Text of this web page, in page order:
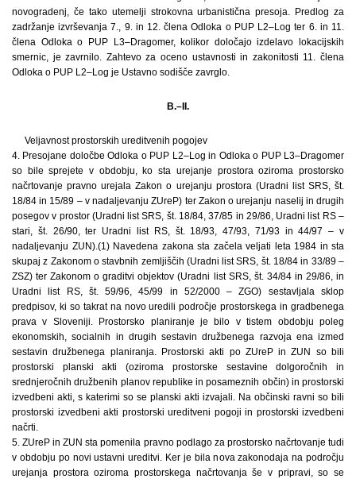
novogradenj, če tako utemelji strokovna urbanistična presoja. Predlog za
zadržanje izvrševanja 7., 9. in 12. člena Odloka o PUP L2–Log ter 6. in 11.
člena Odloka o PUP L3–Dragomer, kolikor določajo izdelavo lokacijskih
smernic, je zavrnilo. Zahtevo za oceno ustavnosti in zakonitosti 11. člena
Odloka o PUP L2–Log je Ustavno sodišče zavrglo.
B.–II.
Veljavnost prostorskih ureditvenih pogojev
4. Presojane določbe Odloka o PUP L2–Log in Odloka o PUP L3–Dragomer
so bile sprejete v obdobju, ko sta urejanje prostora oziroma prostorsko
načrtovanje pravno urejala Zakon o urejanju prostora (Uradni list SRS, št.
18/84 in 15/89 – v nadaljevanju ZUreP) ter Zakon o urejanju naselij in drugih
posegov v prostor (Uradni list SRS, št. 18/84, 37/85 in 29/86, Uradni list RS –
stari, št. 26/90, ter Uradni list RS, št. 18/93, 47/93, 71/93 in 44/97 – v
nadaljevanju ZUN).(1) Navedena zakona sta začela veljati leta 1984 in sta
skupaj z Zakonom o stavbnih zemljiščih (Uradni list SRS, št. 18/84 in 33/89 –
ZSZ) ter Zakonom o graditvi objektov (Uradni list SRS, št. 34/84 in 29/86, in
Uradni list RS, št. 59/96, 45/99 in 52/2000 – ZGO) sestavljala sklop
predpisov, ki so takrat na novo uredili področje prostorskega in gradbenega
prava v Sloveniji. Prostorsko planiranje je bilo v tistem obdobju poleg
ekonomskih, socialnih in drugih sestavin družbenega razvoja ena izmed
sestavin družbenega planiranja. Prostorski akti po ZUreP in ZUN so bili
prostorski planski akti (oziroma prostorske sestavine dolgoročnih in
srednjeročnih družbenih planov republike in posameznih občin) in prostorski
izvedbeni akti, s katerimi so se planski akti izvajali. Na občinski ravni so bili
prostorski izvedbeni akti prostorski ureditveni pogoji in prostorski izvedbeni
načrti.
5. ZUreP in ZUN sta pomenila pravno podlago za prostorsko načrtovanje tudi
v obdobju po novi ustavni ureditvi. Ker je bila nova zakonodaja na področju
urejanja prostora oziroma prostorskega načrtovanja še v pripravi, so se